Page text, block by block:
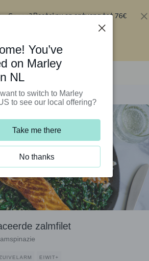
Spoon?Bestel nu en ontvang tot 76€
zalmfilet
EIWIT+
You’ve
on Marley
NL
to switch to Marley
to see our local offering?
Take me there
No thanks